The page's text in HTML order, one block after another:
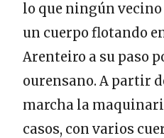
lo que ningún
un cuerpo flotando
Arenteiro a su paso
ourensano. A partir
marcha la
casos, con varios